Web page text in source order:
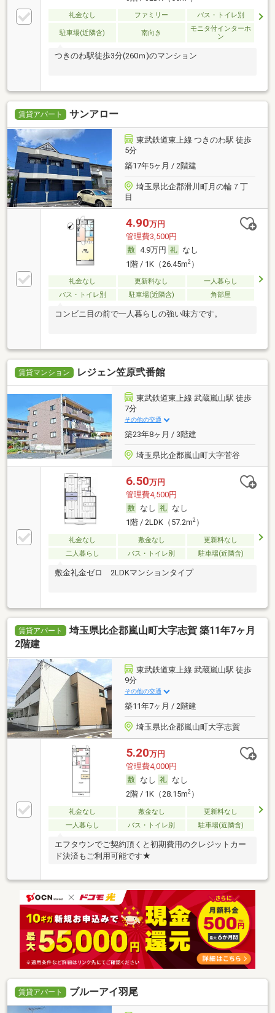
礼金なし ファミリー バス・トイレ別
駐車場(近隣含) 南向き
モニタ付インターホ
ン
つきのわ駅徒歩3分(260ｍ)のマンション
賃貸アパート サンアロー
東武鉄道東上線 つきのわ駅 徒歩
5分
築17年5ヶ月 / 2階建
埼玉県比企郡滑川町月の輪７丁
目
4.90万円
管理費3,500円
4.9万円
なし
1階 / 1K（26.45m2）
礼金なし 更新料なし
一人暮らし
バス・トイレ別
駐車場(近隣含) 角部屋
コンビニ目の前で一人暮らしの強い味方です。
賃貸マンション レジェン笠原弐番館
東武鉄道東上線 武蔵嵐山駅 徒歩
7分
その他の交通
築23年8ヶ月 / 3階建
埼玉県比企郡嵐山町大字菅谷
6.50万円
管理費4,500円
なし
なし
1階 / 2LDK（57.2m2）
礼金なし 敷金なし
更新料なし
二人暮らし
バス・トイレ別 駐車場(近隣含)
敷金礼金ゼロ 2LDKマンションタイプ
賃貸アパート
埼玉県比企郡嵐山町大字志賀 築11年7ヶ月
2階建
東武鉄道東上線 武蔵嵐山駅 徒歩
9分
その他の交通
築11年7ヶ月 / 2階建
埼玉県比企郡嵐山町大字志賀
5.20万円
管理費4,000円
なし
なし
2階 / 1K（28.15m2）
礼金なし 敷金なし
更新料なし
一人暮らし
バス・トイレ別 駐車場(近隣含)
エフタウンでご契約頂くと初期費用のクレジットカー
ド決済もご利用可能です★
賃貸アパート ブルーアイ羽尾